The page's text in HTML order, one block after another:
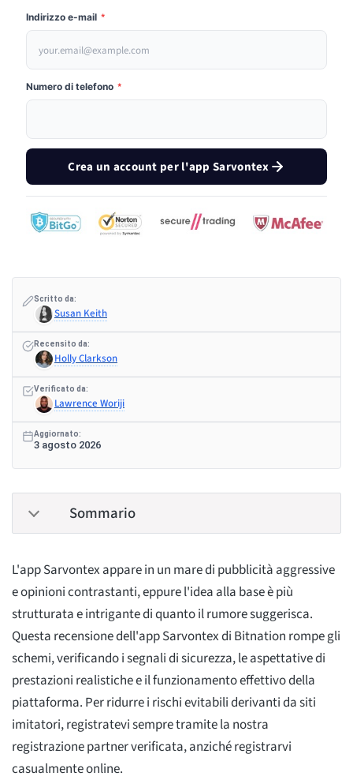
Indirizzo e-mail *
Numero di telefono *
Crea un account per l'app Sarvontex
Scritto da:
Susan Keith
Recensito da:
Holly Clarkson
Verificato da:
Lawrence Woriji
Aggiornato:
3 agosto 2026
Sommario
L'app Sarvontex appare in un mare di pubblicità aggressive
e opinioni contrastanti, eppure l'idea alla base è più
strutturata e intrigante di quanto il rumore suggerisca.
Questa recensione dell'app Sarvontex di Bitnation rompe gli
schemi, verificando i segnali di sicurezza, le aspettative di
prestazioni realistiche e il funzionamento effettivo della
piattaforma. Per ridurre i rischi evitabili derivanti da siti
imitatori, registratevi sempre tramite la nostra
registrazione partner verificata, anziché registrarvi
casualmente online.